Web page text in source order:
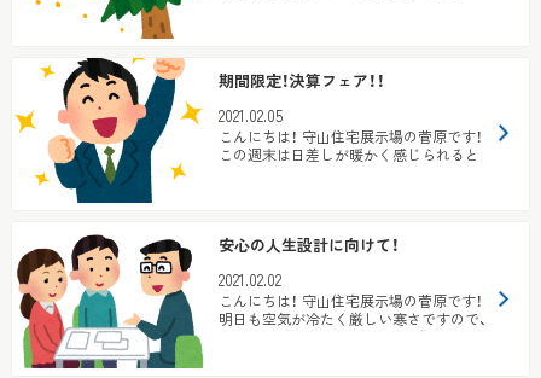
期間限定！決算フェア！！
2021.02.05
こんにちは！ 守山住宅展示場の菅原です！
この週末は日差しが暖かく感じられると
安心の人生設計に向けて！
2021.02.02
こんにちは！ 守山住宅展示場の菅原です！
明日も空気が冷たく厳しい寒さですので、
体調管理のご注意を！ さて守山住...